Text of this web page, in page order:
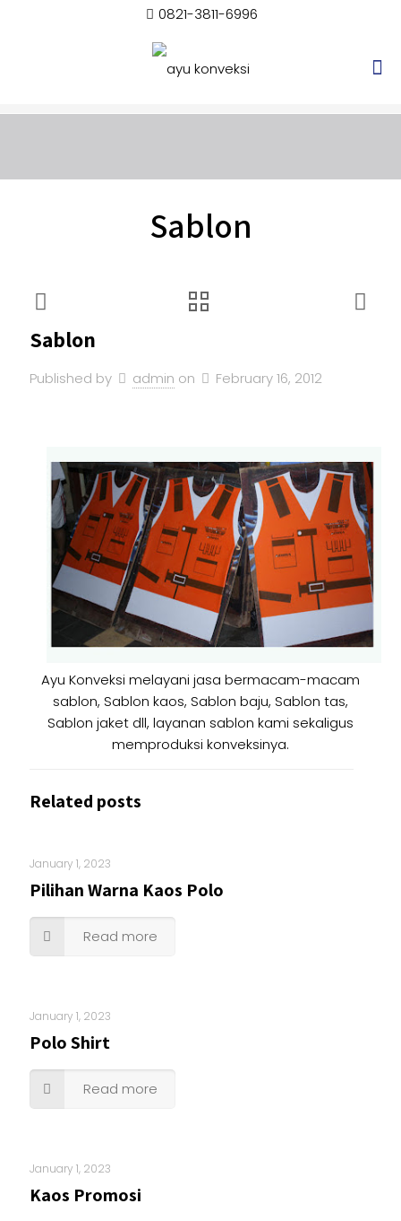
0821-3811-6996
Sablon
Sablon
Published by admin on February 16, 2012
Ayu Konveksi melayani jasa bermacam-macam
sablon, Sablon kaos, Sablon baju, Sablon tas,
Sablon jaket dll, layanan sablon kami sekaligus
memproduksi konveksinya.
Related posts
January 1, 2023
Pilihan Warna Kaos Polo
Read more
January 1, 2023
Polo Shirt
Read more
January 1, 2023
Kaos Promosi